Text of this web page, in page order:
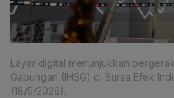
Layar digital menunjukkan
Gabungan (IHSG) di Bursa Efek
(18/5/2026).